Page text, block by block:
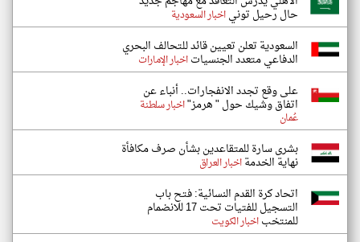
حال رحيل تونياخبار السعودية
السعودية تعلن تعيين قائد للتحالف البحري
الدفاعي متعدد الجنسياتاخبار الإمارات
على وقع تجدد الانفجارات.. أنباء عن
اتفاق وشيك حول " هرمز"اخبار سلطنة
عُمان
بشرى سارة للمتقاعدين بشأن صرف مكافأة
نهاية الخدمةاخبار العراق
اتحاد كرة القدم النسائية: فتح باب
التسجيل للفتيات تحت 17 للانضمام
للمنتخباخبار الكويت